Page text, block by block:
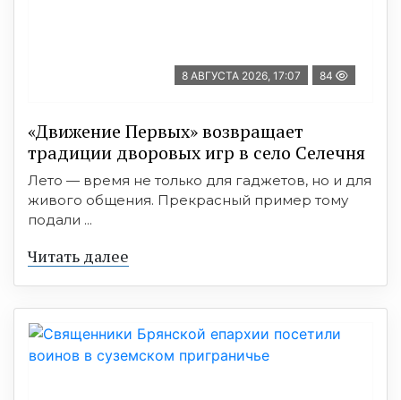
8 АВГУСТА 2026, 17:07 84
«Движение Первых» возвращает
традиции дворовых игр в село Селечня
Лето — время не только для гаджетов, но и для
живого общения. Прекрасный пример тому
подали ...
Читать далее